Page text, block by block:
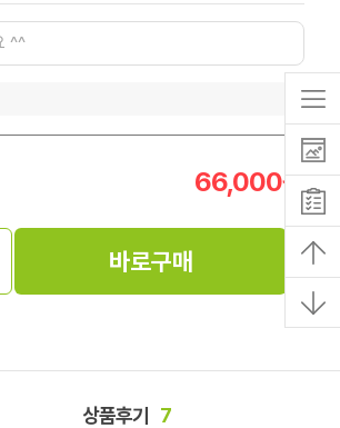
66,000원
바로구매
상품후기 7